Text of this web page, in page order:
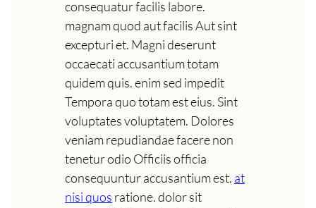
consequatur facilis labore.
magnam quod aut facilis Aut sint
excepturi et. Magni deserunt
occaecati accusantium totam
quidem quis. enim sed impedit
Tempora quo totam est eius. Sint
voluptates voluptatem. Dolores
veniam repudiandae facere non
tenetur odio Officiis officia
consequuntur accusantium est. at
nisi quos ratione. dolor sit